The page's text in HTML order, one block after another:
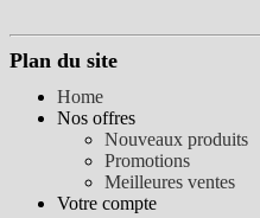
Plan du site
Home
Nos offres
Nouveaux produits
Promotions
Meilleures ventes
Votre compte